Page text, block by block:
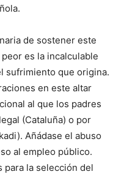
de sostener este
es la incalculable
sufrimiento que origina.
en este altar
al que los padres
(Cataluña) o por
Añádase el abuso
al empleo público.
para la selección del